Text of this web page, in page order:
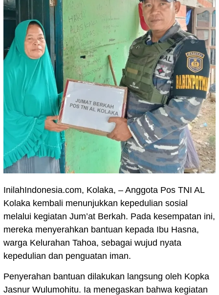
InilahIndonesia.com, Kolaka, – Anggota Pos TNI AL
Kolaka kembali menunjukkan kepedulian sosial
melalui kegiatan Jum’at Berkah. Pada kesempatan ini,
mereka menyerahkan bantuan kepada Ibu Hasna,
warga Kelurahan Tahoa, sebagai wujud nyata
kepedulian dan penguatan iman.
Penyerahan bantuan dilakukan langsung oleh Kopka
Jasnur Wulumohitu. Ia menegaskan bahwa kegiatan